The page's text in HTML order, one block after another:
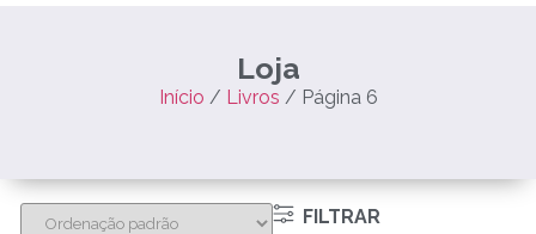
Loja
Início / Livros / Página 6
FILTRAR